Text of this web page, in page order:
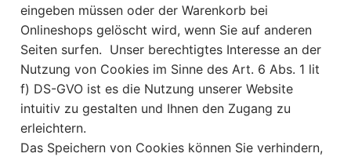
eingeben müssen oder der Warenkorb bei
Onlineshops gelöscht wird, wenn Sie auf anderen
Seiten surfen. Unser berechtigtes Interesse an der
Nutzung von Cookies im Sinne des Art. 6 Abs. 1 lit
f) DS-GVO ist es die Nutzung unserer Website
intuitiv zu gestalten und Ihnen den Zugang zu
erleichtern.
Das Speichern von Cookies können Sie verhindern,